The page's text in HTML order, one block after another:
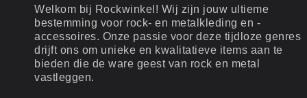
Welkom bij Rockwinkel! Wij zijn jouw ultieme
bestemming voor rock- en metalkleding en -
accessoires. Onze passie voor deze tijdloze genres
drijft ons om unieke en kwalitatieve items aan te
bieden die de ware geest van rock en metal
vastleggen.